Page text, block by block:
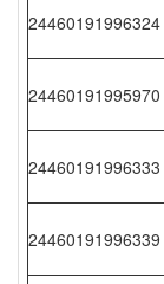
24460191996324
24460191995970
24460191996333
24460191996339